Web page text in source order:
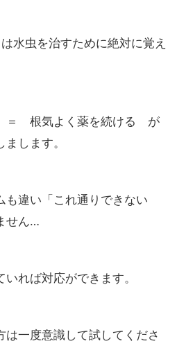
は水虫を治すために絶対に覚え
＝ 根気よく薬を続ける が
します。
も違い「これ通りできない
せん…
れば対応ができます。
一度意識して試してくださ